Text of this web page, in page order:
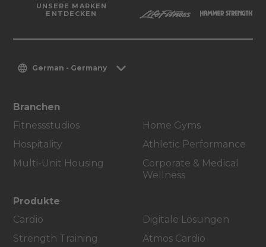
UNSERE MARKEN
ENTDECKEN
German - Germany
Branchen
Fitnessstudios
Hospitality
Multi-Unit Housing
Home Gyms
Athletic Performance
Corporate & Medical
Wellness
Produkte
Cardio
Strength Training
Digitale Lösungen
Atmos Cardio